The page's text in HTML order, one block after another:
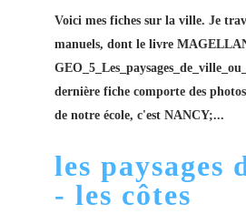
Voici mes fiches sur la ville. Je
manuels, dont le livre
dernière fiche comporte des
de notre école, c'est NANCY;...
les
- les côtes